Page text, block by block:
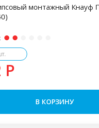
монтажный Кнауф
P
В КОРЗИНУ